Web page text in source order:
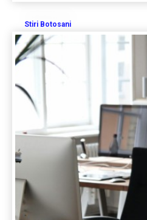
Stiri Botosani